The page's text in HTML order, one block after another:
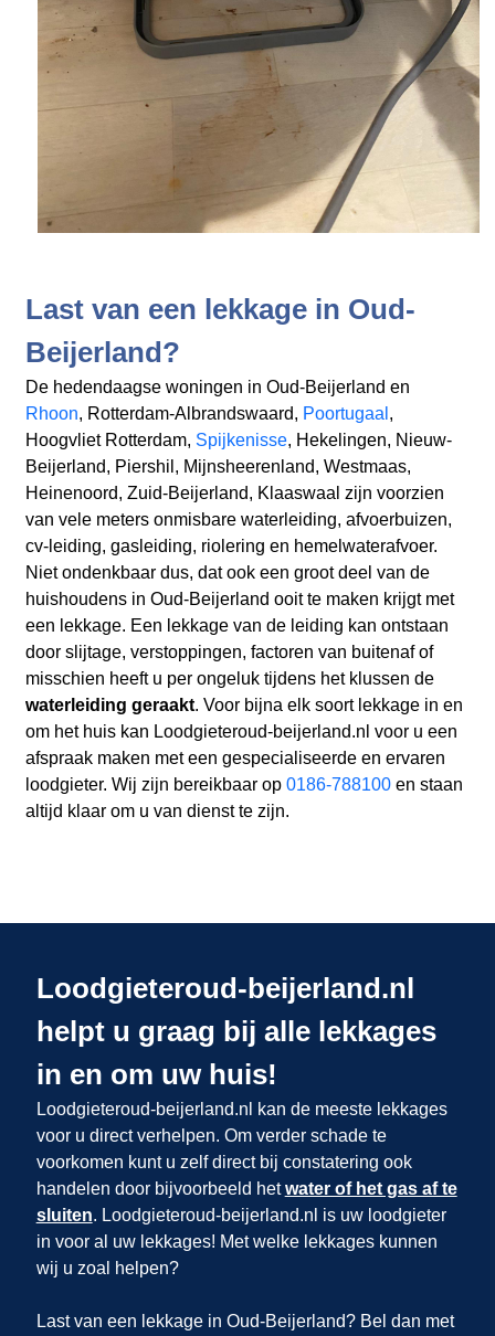
Last van een lekkage in Oud-
Beijerland?
De hedendaagse woningen in Oud-Beijerland en
Rhoon, Rotterdam-Albrandswaard, Poortugaal ,
Hoogvliet Rotterdam, Spijkenisse, Hekelingen, Nieuw-
Beijerland, Piershil, Mijnsheerenland, Westmaas,
Heinenoord, Zuid-Beijerland, Klaaswaal zijn voorzien
van vele meters onmisbare waterleiding, afvoerbuizen,
cv-leiding, gasleiding, riolering en hemelwaterafvoer.
Niet ondenkbaar dus, dat ook een groot deel van de
huishoudens in Oud-Beijerland ooit te maken krijgt met
een lekkage. Een lekkage van de leiding kan ontstaan
door slijtage, verstoppingen, factoren van buitenaf of
misschien heeft u per ongeluk tijdens het klussen de
waterleiding geraakt. Voor bijna elk soort lekkage in en
om het huis kan Loodgieteroud-beijerland.nl voor u een
afspraak maken met een gespecialiseerde en ervaren
loodgieter. Wij zijn bereikbaar op 0186-788100en staan
altijd klaar om u van dienst te zijn.
Loodgieteroud-beijerland.nl
helpt u graag bij alle lekkages
in en om uw huis!
Loodgieteroud-beijerland.nl kan de meeste lekkages
voor u direct verhelpen. Om verder schade te
voorkomen kunt u zelf direct bij constatering ook
handelen door bijvoorbeeld hetwater of het gas af te
sluiten. Loodgieteroud-beijerland.nl is uw loodgieter
in voor al uw lekkages! Met welke lekkages kunnen
wij u zoal helpen?
Last van een lekkage in Oud-Beijerland? Bel dan met